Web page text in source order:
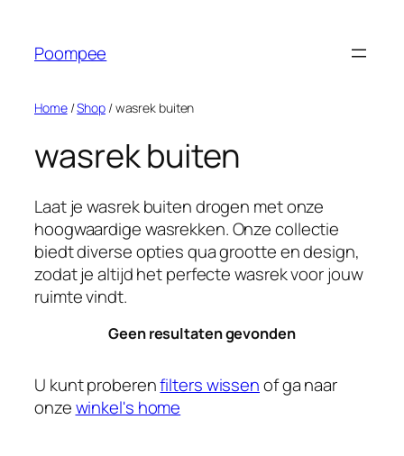
Poompee
Home/Shop/ wasrek buiten
wasrek buiten
Laat je wasrek buiten drogen met onze
hoogwaardige wasrekken. Onze collectie
biedt diverse opties qua grootte en design,
zodat je altijd het perfecte wasrek voor jouw
ruimte vindt.
Geen resultaten gevonden
U kunt proberenfilters wissenof ga naar
onzewinkel's home